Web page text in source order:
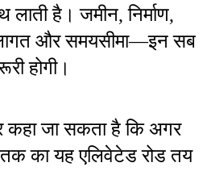
लाती है। जमीन, निर्माण,
और समयसीमा—इन सब
होगी।
कहा जा सकता है कि अगर
का यह एलिवेटेड रोड तय